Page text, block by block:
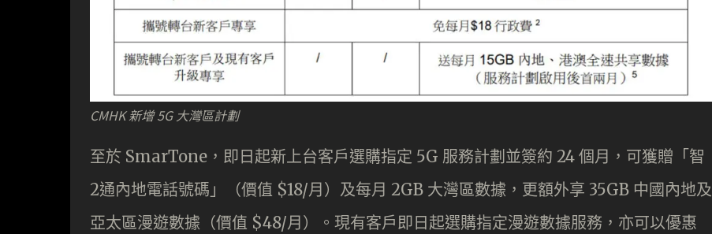
CMHK 新增 5G 大灣區計劃
至於 SmarTone，即日起新上台客戶選購指定 5G 服務計劃並簽約 24 個月，可獲贈「智
2通內地電話號碼」（價值 $18/月）及每月 2GB 大灣區數據，更額外享 35GB 中國內地及
亞太區漫遊數據（價值 $48/月）。現有客戶即日起選購指定漫遊數據服務，亦可以優惠